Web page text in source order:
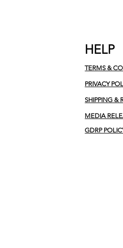
HELP
TERMS &
PRIVACY
SHIPPING &
MEDIA
GDRP